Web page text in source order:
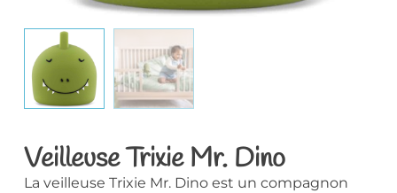
Veilleuse Trixie Mr. Dino
La veilleuse Trixie Mr. Dino est un compagnon